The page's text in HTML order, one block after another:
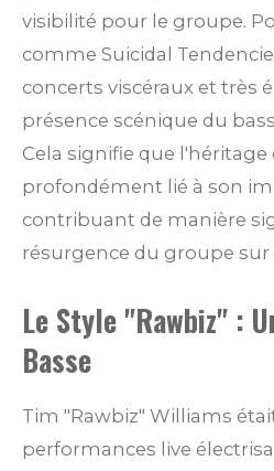
visibilité pour le groupe.
comme Suicidal
concerts viscéraux et très
présence scénique du
Cela signifie que
profondément lié à son
contribuant de manière
résurgence du groupe sur
Le Style "Rawbiz" :
Basse
Tim "Rawbiz" Williams
performances live